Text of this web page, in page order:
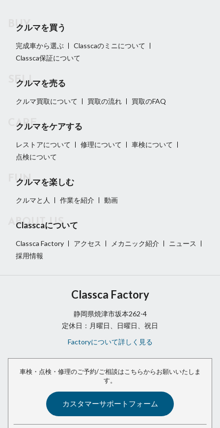
クルマを買う
完成車から選ぶ
Classcaのミニについて
Classca保証について
クルマを売る
クルマ買取について 買取の流れ 買取のFAQ
クルマをケアする
レストアについて 修理について
車検について
点検について
クルマを楽しむ
クルマと人 作業を紹介 動画
Classcaについて
Classca Factory アクセス メカニック紹介
ニュース
採用情報
Classca Factory
静岡県焼津市坂本262-4
定休日：月曜日、日曜日、祝日
Factoryについて詳しく見る
車検・点検・修理のご予約/ご相談は こちらからお願いいたしま
す。
カスタマーサポートフォーム